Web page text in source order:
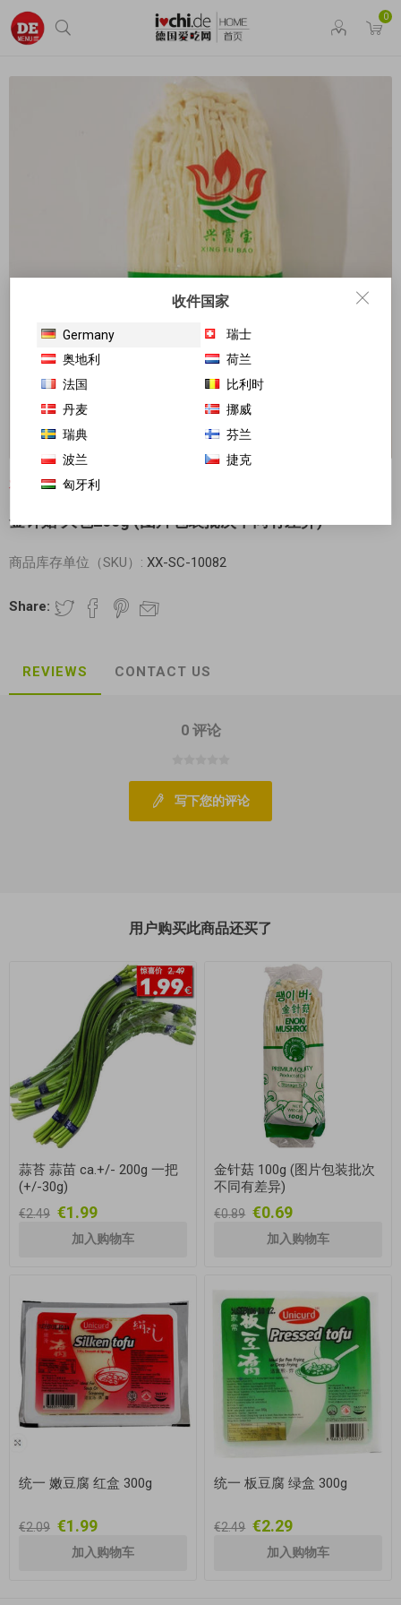
0
对不起-这个产品已经不再提供
金针菇 大包200g (图片包装批次不同有差异)
商品库存单位（SKU）: XX-SC-10082
Share:
REVIEWS CONTACT US
0 评论
写下您的评论
用户购买此商品还买了
蒜苔 蒜苗 ca.+/- 200g 一把
(+/-30g)
€2.49 €1.99
金针菇 100g (图片包装批次
不同有差异)
€0.89 €0.69
统一 嫩豆腐 红盒 300g
€2.09 €1.99
统一 板豆腐 绿盒 300g
€2.49 €2.29
收件国家
Germany
瑞士
奥地利
荷兰
法国
比利时
丹麦
挪威
瑞典
芬兰
波兰
捷克
匈牙利